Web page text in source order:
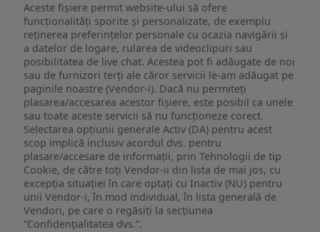
Aceste fișiere permit website-ului să ofere
funcționalități sporite și personalizate, de exemplu
reţinerea preferinţelor personale cu ocazia navigării și
a datelor de logare, rularea de videoclipuri sau
posibilitatea de live chat. Acestea pot fi adăugate de noi
sau de furnizori terți ale căror servicii le-am adăugat pe
paginile noastre (Vendor-i). Dacă nu permiteți
plasarea/accesarea acestor fișiere, este posibil ca unele
sau toate aceste servicii să nu funcționeze corect.
Selectarea opțiunii generale Activ (DA) pentru acest
scop implică inclusiv acordul dvs. pentru
plasare/accesare de informații, prin Tehnologii de tip
Cookie, de către toți Vendor-ii din lista de mai jos, cu
excepția situației în care optați cu Inactiv (NU) pentru
unii Vendor-i, în mod individual, în lista generală de
Vendori, pe care o regăsiți la secțiunea
“Confidențialitatea dvs.”.